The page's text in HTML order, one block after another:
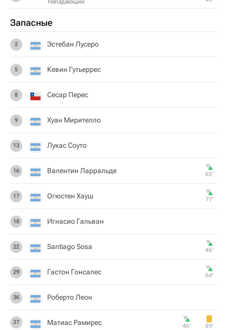
Запасные
2 Эстебан Лусеро
5 Кевин Гутьеррес
8 Сесар Перес
9 Хуан Мирителло
13 Лукас Соуто
16 Валентин Ларральде 65‎’‎
17 Огюстен Хауш 77‎’‎
18 Игнасио Гальван
22 Santiago Sosa 46‎’‎
29 Гастон Гонсалес 64‎’‎
36 Роберто Леон
37 Матиас Рамирес 46‎’‎ 89‎’‎